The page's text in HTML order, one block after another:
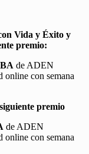
Vida y Éxito y
premio:
de ADEN
online con semana
premio
de ADEN
online con semana